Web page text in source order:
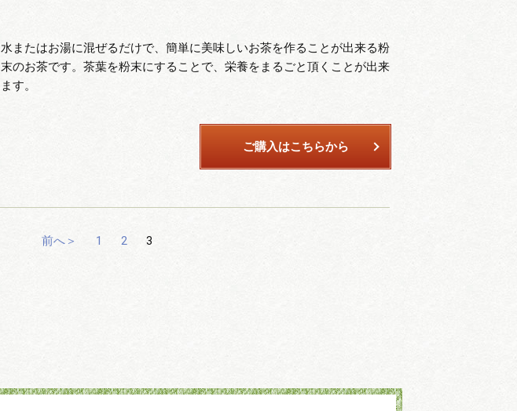
水またはお湯に混ぜるだけで、簡単に美味しいお茶を作ることが出来る粉
末のお茶です。茶葉を粉末にすることで、栄養をまるごと頂くことが出来
ます。
ご購入はこちらから
前へ＞ 1 2 3